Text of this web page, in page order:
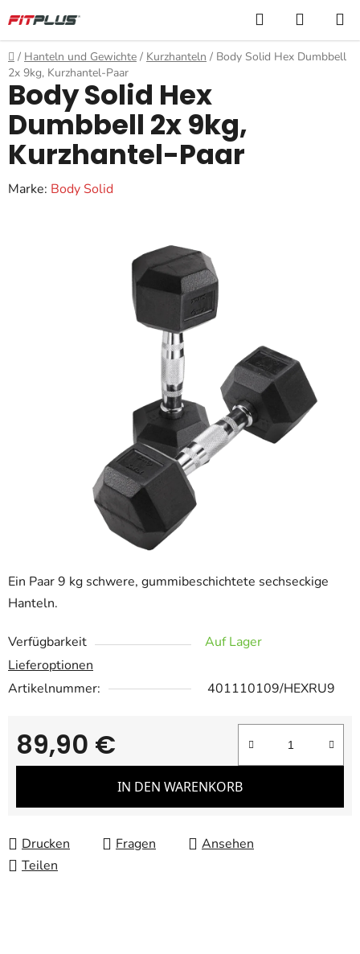
Inhalt
springen
Suchen
Startseite
/ Hanteln und Gewichte / Kurzhanteln / Body Solid Hex Dumbbell
2x 9kg, Kurzhantel-Paar
Ein Paar 9 kg schwere, gummibeschichtete sechseckige
Hanteln.
Verfügbarkeit
Auf Lager
Lieferoptionen
Artikelnummer:
401110109/HEXRU9
89,90 €
Verkaufspreis:
IN DEN WARENKORB
Drucken Fragen
Ansehen
Teilen
Body Solid Hex
Dumbbell 2x 9kg,
Kurzhantel-Paar
Marke: Body Solid